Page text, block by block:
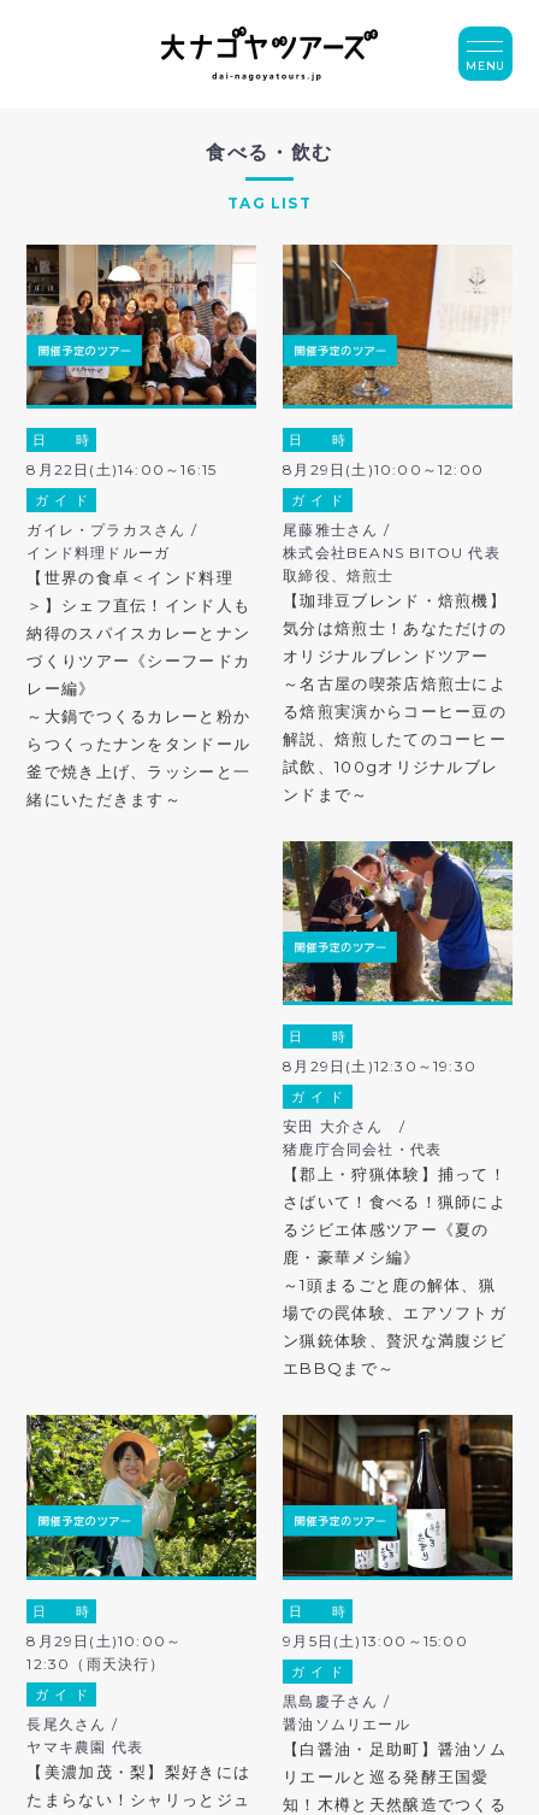
食べる・飲む
TAG LIST
日 時
8月22日(土)14:00～16:15
ガ イ ド
ガイレ・プラカスさん /
インド料理ドルーガ
【世界の食卓＜インド料理
＞】シェフ直伝！インド人も
納得のスパイスカレーとナン
づくりツアー《シーフードカ
レー編》
～大鍋でつくるカレーと粉か
らつくったナンをタンドール
釜で焼き上げ、ラッシーと一
緒にいただきます～
日 時
8月29日(土)10:00～12:00
ガ イ ド
尾藤雅士さん /
株式会社BEANS BITOU 代表
取締役、焙煎士
【珈琲豆ブレンド・焙煎機】
気分は焙煎士！あなただけの
オリジナルブレンドツアー
～名古屋の喫茶店焙煎士によ
る焙煎実演からコーヒー豆の
解説、焙煎したてのコーヒー
試飲、100gオリジナルブレ
ンドまで～
日 時
8月29日(土)12:30～19:30
ガ イ ド
安田 大介さん /
猪鹿庁合同会社・代表
【郡上・狩猟体験】捕って！
さばいて！食べる！猟師によ
るジビエ体感ツアー《夏の
鹿・豪華メシ編》
～1頭まるごと鹿の解体、猟
場での罠体験、エアソフトガ
ン猟銃体験、贅沢な満腹ジビ
エBBQまで～
日 時
8月29日(土)10:00～
12:30（雨天決行）
ガ イ ド
長尾久さん /
ヤマキ農園 代表
【美濃加茂・梨】梨好きには
たまらない！シャリっとジュ
日 時
9月5日(土)13:00～15:00
ガ イ ド
黒島慶子さん /
醤油ソムリエール
【白醤油・足助町】醤油ソム
リエールと巡る発酵王国愛
知！木樽と天然醸造でつくる
MENU